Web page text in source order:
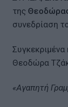
της
συνεδρίαση
Θεοδώρα
«Αγαπητή